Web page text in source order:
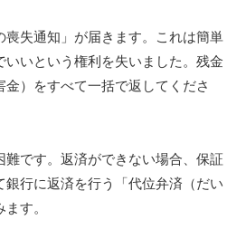
失通知」が届きます。これは簡単
いという権利を失いました。残金
金）をすべて一括で返してくださ
です。返済ができない場合、保証
行に返済を行う「代位弁済（だい
す。